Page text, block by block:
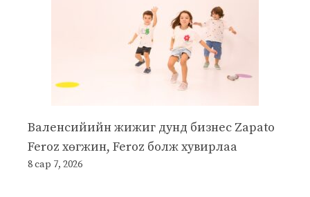
Валенсийийн жижиг дунд бизнес Zapato
Feroz хөгжин, Feroz болж хувирлаа
8 сар 7, 2026